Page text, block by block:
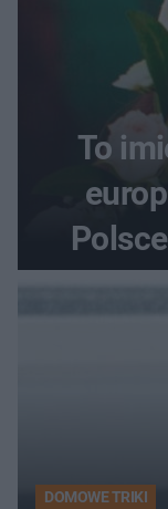
To
DOMOWE TRIKI